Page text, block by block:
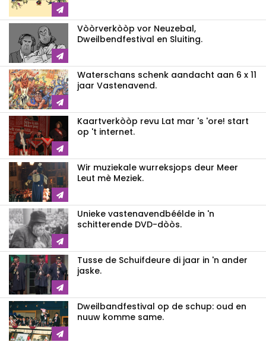
Vòòrverkòòp vor Neuzebal,
Dweilbendfestival en Sluiting.
Waterschans schenk aandacht aan 6 x 11
jaar Vastenavend.
Kaartverkòòp revu Lat mar 's 'ore! start
op 't internet.
Wir muziekale wurreksjops deur Meer
Leut mè Meziek.
Unieke vastenavendbéélde in 'n
schitterende DVD-dòòs.
Tusse de Schuifdeure di jaar in 'n ander
jaske.
Dweilbandfestival op de schup: oud en
nuuw komme same.